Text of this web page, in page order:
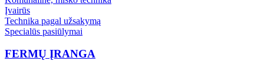
Įvairūs
Technika pagal užsakymą
Specialūs pasiūlymai
FERMŲ ĮRANGA